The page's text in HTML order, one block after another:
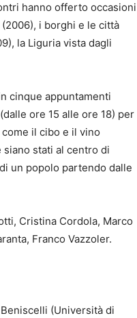
hanno offerto occasioni
i borghi e le città
la Liguria vista dagli
cinque appuntamenti
ore 15 alle ore 18) per
il cibo e il vino
stati al centro di
un popolo partendo dalle
Cristina Cordola, Marco
Franco Vazzoler.
(Università di